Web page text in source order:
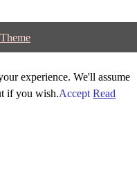
experience. We'll assume
if you wish.Accept Read